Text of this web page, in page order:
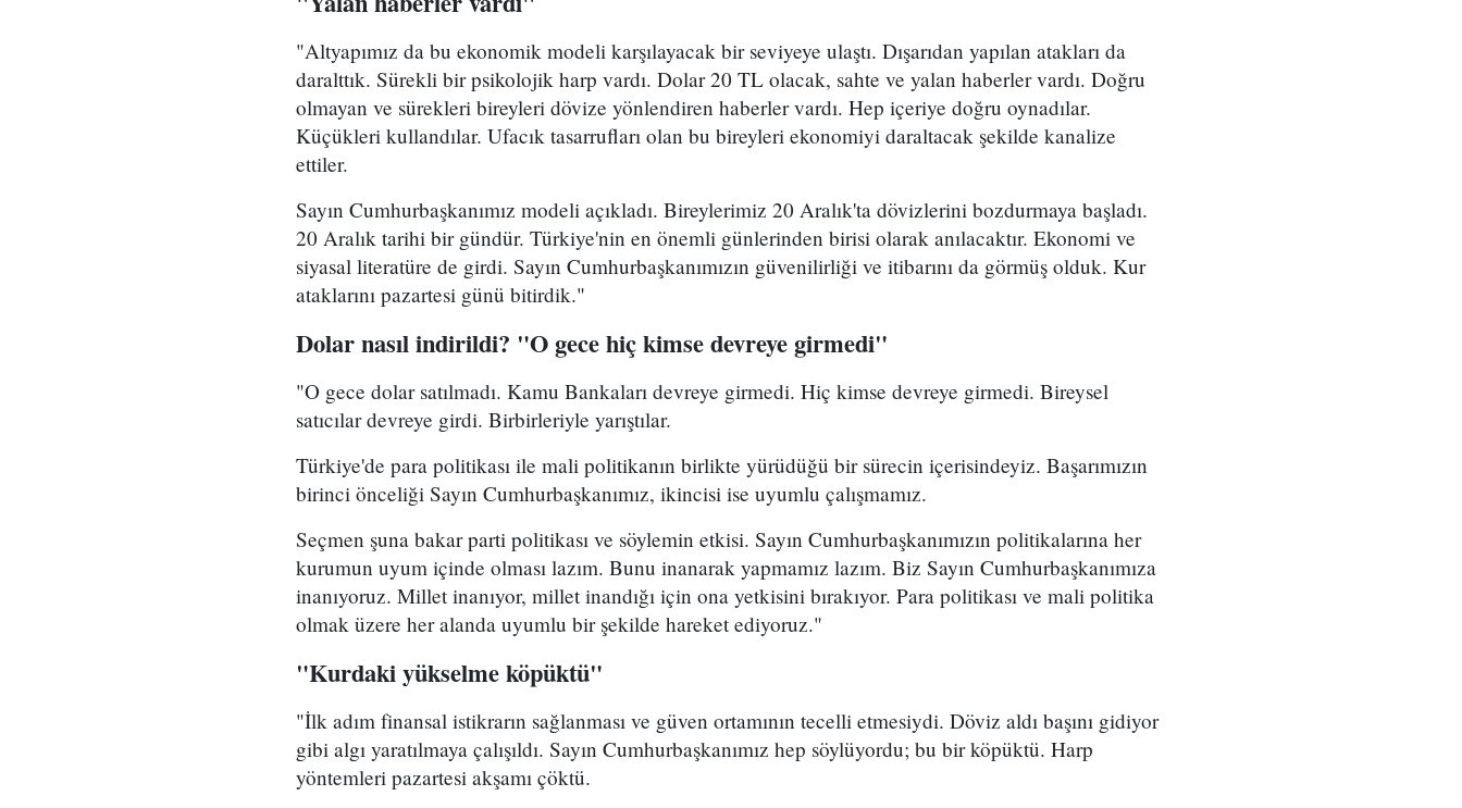
​"Altyapımız da bu ekonomik modeli karşılayacak bir seviyeye ulaştı. Dışarıdan yapılan atakları da
daralttık. Sürekli bir psikolojik harp vardı. Dolar 20 TL olacak, sahte ve yalan haberler vardı. Doğru
olmayan ve sürekleri bireyleri dövize yönlendiren haberler vardı. Hep içeriye doğru oynadılar.
Küçükleri kullandılar. Ufacık tasarrufları olan bu bireyleri ekonomiyi daraltacak şekilde kanalize
ettiler.
​Sayın Cumhurbaşkanımız modeli açıkladı. Bireylerimiz 20 Aralık'ta dövizlerini bozdurmaya başladı.
20 Aralık tarihi bir gündür. Türkiye'nin en önemli günlerinden birisi olarak anılacaktır. Ekonomi ve
siyasal literatüre de girdi. Sayın Cumhurbaşkanımızın güvenilirliği ve itibarını da görmüş olduk. Kur
ataklarını pazartesi günü bitirdik."
Dolar nasıl indirildi? "O gece hiç kimse devreye girmedi"
"​O gece dolar satılmadı. Kamu Bankaları devreye girmedi. Hiç kimse devreye girmedi. Bireysel
satıcılar devreye girdi. Birbirleriyle yarıştılar.
​Türkiye'de para politikası ile mali politikanın birlikte yürüdüğü bir sürecin içerisindeyiz. Başarımızın
birinci önceliği Sayın Cumhurbaşkanımız, ikincisi ise uyumlu çalışmamız.
Seçmen şuna bakar parti politikası ve söylemin etkisi. Sayın Cumhurbaşkanımızın politikalarına her
kurumun uyum içinde olması lazım. Bunu inanarak yapmamız lazım. Biz Sayın Cumhurbaşkanımıza
inanıyoruz. Millet inanıyor, millet inandığı için ona yetkisini bırakıyor. Para politikası ve mali politika
olmak üzere her alanda uyumlu bir şekilde hareket ediyoruz."
​"Kurdaki yükselme köpüktü"
"​İlk adım finansal istikrarın sağlanması ve güven ortamının tecelli etmesiydi. Döviz aldı başını gidiyor
gibi algı yaratılmaya çalışıldı. Sayın Cumhurbaşkanımız hep söylüyordu; bu bir köpüktü. Harp
yöntemleri pazartesi akşamı çöktü.